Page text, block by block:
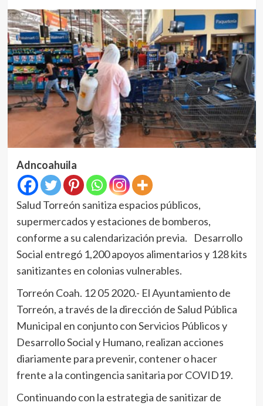
Adncoahuila
Salud Torreón sanitiza espacios públicos,
supermercados y estaciones de bomberos,
conforme a su calendarización previa. Desarrollo
Social entregó 1,200 apoyos alimentarios y 128 kits
sanitizantes en colonias vulnerables.
Torreón Coah. 12 05 2020.- El Ayuntamiento de
Torreón, a través de la dirección de Salud Pública
Municipal en conjunto con Servicios Públicos y
Desarrollo Social y Humano, realizan acciones
diariamente para prevenir, contener o hacer
frente a la contingencia sanitaria por COVID19.
Continuando con la estrategia de sanitizar de